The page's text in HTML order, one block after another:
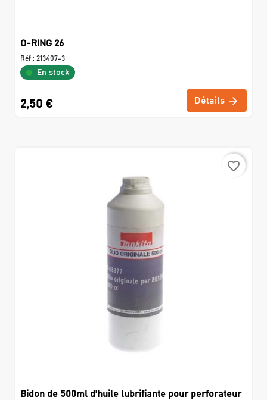
O-RING 26
Réf : 213407-3
En stock
2,50 € Détails
favorite_border
Bidon de 500ml d'huile lubrifiante pour perforateur